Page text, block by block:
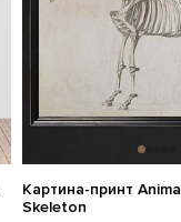
Картина-принт
Skeleton